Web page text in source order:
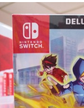
SWITCH
SWITCH 2
PS4
電腦遊戲
公仔/景品/模型
卡牌